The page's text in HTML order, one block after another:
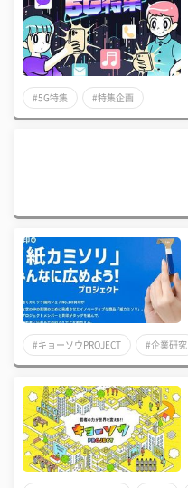
#5G特集 #特集企画
#キョーソウPROJECT #企業研究